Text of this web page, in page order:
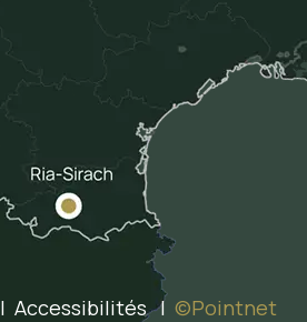
| Accessibilités | ©Pointnet